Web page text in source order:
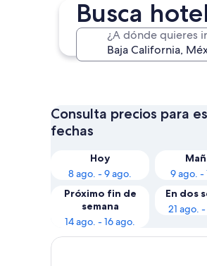
Busca
¿A dónde quieres
Consulta precios para
fechas
Hoy
8 ago. - 9 ago.
9 ago. -
Próximo fin de
semana
14 ago. - 16 ago.
En dos
21 ago.